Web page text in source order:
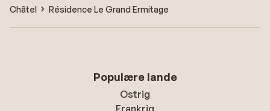
Châtel
Résidence Le Grand Ermitage
Populære lande
Ostrig